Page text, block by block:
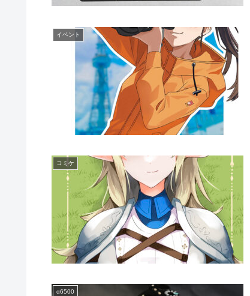
イベント
コミケ
α6500